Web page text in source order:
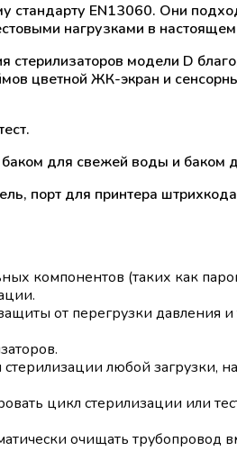
стандарту EN13060. Они
нагрузками в настоящем
стерилизаторов модели D
цветной ЖК-экран и
для свежей воды и баком
порт для принтера
компонентов (таких как
от перегрузки давления
стерилизации любой загрузки,
цикл стерилизации или
очищать трубопровод